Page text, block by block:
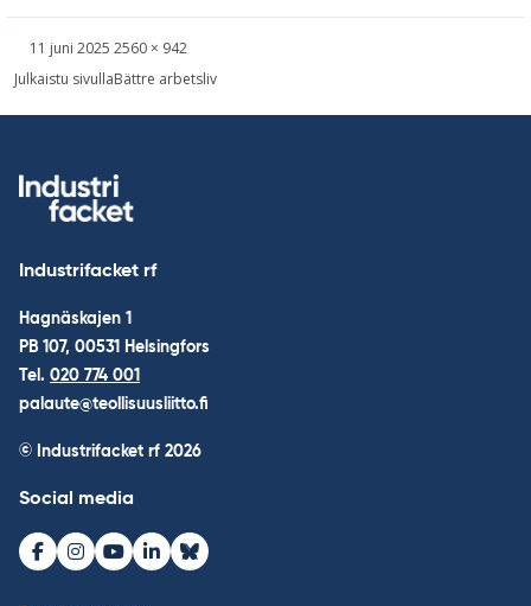
Skriven
11 juni 2025 Bild
full
2560 × 942
Inläggsnavigering
Julkaistu sivullaBättre arbetsliv
Industrifacket rf
Hagnäskajen 1
PB 107, 00531 Helsingfors
Tel. 020 774 001
palaute@teollisuusliitto.fi
© Industrifacket rf 2026
Social media
Facebook
Instagram
Youtube
LinkedInBluesky